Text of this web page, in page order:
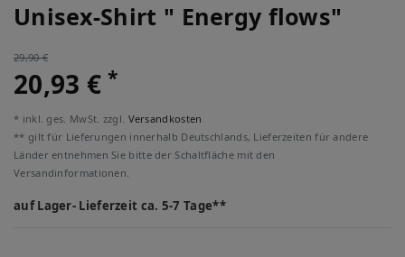
Unisex-Shirt " Energy flows"
29,90 €
20,93 €*
* inkl. ges. MwSt. zzgl. Versandkosten
** gilt für Lieferungen innerhalb Deutschlands, Lieferzeiten für andere
Länder entnehmen Sie bitte der Schaltfläche mit den
Versandinformationen.
auf Lager- Lieferzeit ca. 5-7 Tage**